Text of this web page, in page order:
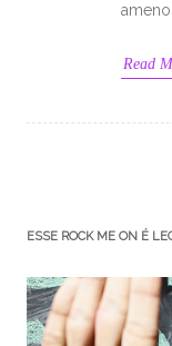
Read
ESSE ROCK ME ON É